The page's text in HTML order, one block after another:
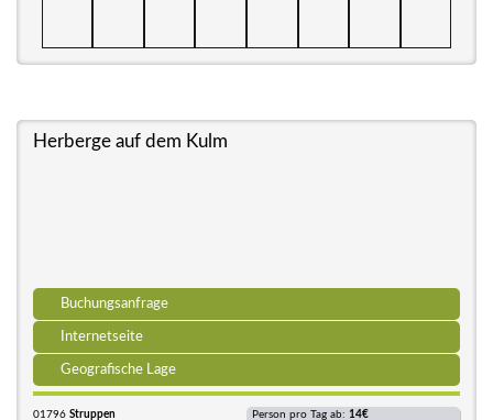
Herberge auf dem Kulm
Buchungsanfrage
Internetseite
Geografische Lage
01796 Struppen Person pro Tag ab: 14€